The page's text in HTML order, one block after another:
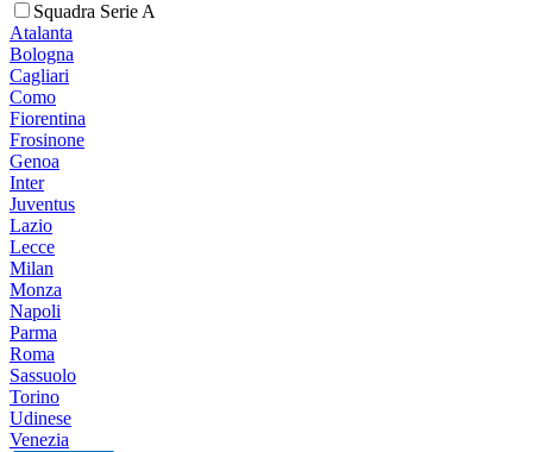
Squadra Serie A
Atalanta
Bologna
Cagliari
Como
Fiorentina
Frosinone
Genoa
Inter
Juventus
Lazio
Lecce
Milan
Monza
Napoli
Parma
Roma
Sassuolo
Torino
Udinese
Venezia